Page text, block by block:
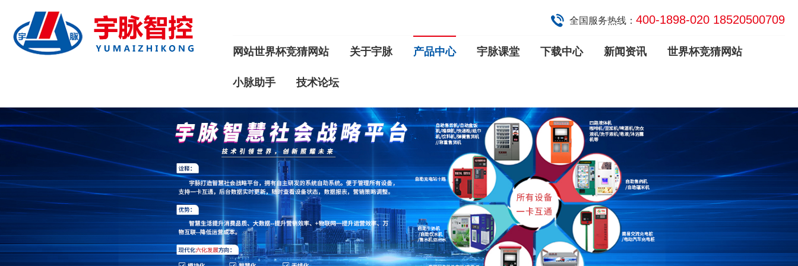
全国服务热线： 400-1898-020 18520500709
网站世界杯竞猜网站 关于宇脉 产品中心 宇脉课堂 下载中心 新闻资讯 世界杯竞猜网站
小脉助手 技术论坛